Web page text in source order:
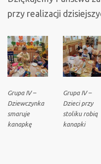
przy realizacji
Grupa IV –
Dziewczynka
smaruje
kanapkę
Grupa IV –
Dzieci przy
stoliku robią
kanapki